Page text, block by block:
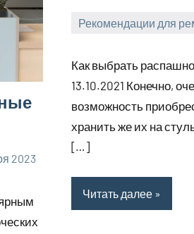
2023
Рекомендации для
molokovostro
Как выбрать
13.10.2021 Конечно,
возможность
хранить же их на
[…]
Читать далее